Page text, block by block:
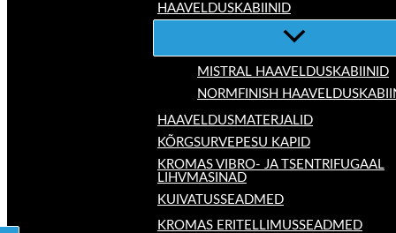
HAAVELDUSKABIINID
MISTRAL HAAVELDUSKABIINID
NORMFINISH
HAAVELDUSMATERJALID
KÕRGSURVEPESU KAPID
KROMAS VIBRO- JA TSENTRIFUGAAL
LIHVMASINAD
KUIVATUSSEADMED
KROMAS ERITELLIMUSSEADMED